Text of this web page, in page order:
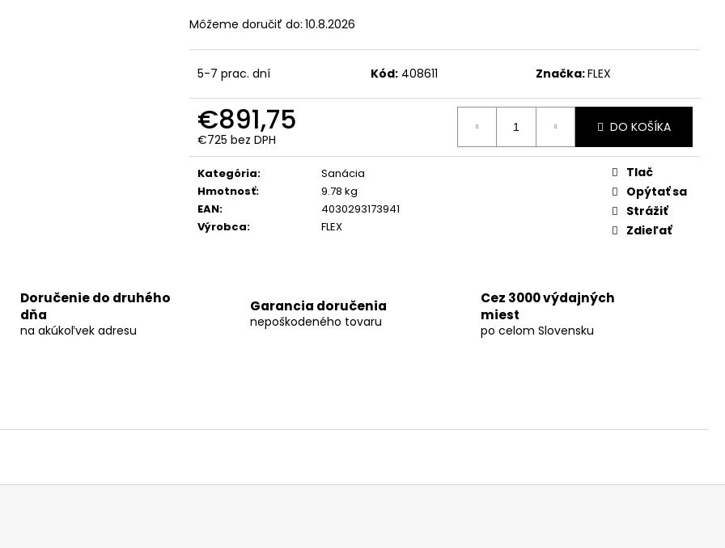
Môžeme doručiť do: 10.8.2026
5-7 prac. dní Kód: 408611 Značka:FLEX
€891,75
€725 bez DPH
Jednotková
cena:
DO KOŠÍKA
Kategória:
Sanácia
Hmotnosť:
9.78 kg
EAN:
4030293173941
Výrobca: FLEX
Tlač
Opýtať sa
Strážiť
Zdieľať
Doručenie do druhého
dňa
na akúkoľvek adresu
Garancia doručenia
nepoškodeného tovaru
Cez 3000 výdajných
miest
po celom Slovensku